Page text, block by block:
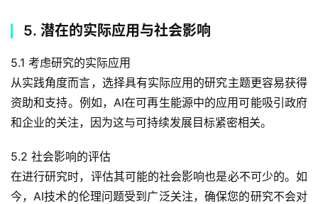
5. 潜在的实际应用与社会影响
5.1 考虑研究的实际应用
从实践角度而言，选择具有实际应用的研究主题更容易获得
资助和支持。例如，AI在可再生能源中的应用可能吸引政府
和企业的关注，因为这与可持续发展目标紧密相关。
5.2 社会影响的评估
在进行研究时，评估其可能的社会影响也是必不可少的。如
今，AI技术的伦理问题受到广泛关注，确保您的研究不会对